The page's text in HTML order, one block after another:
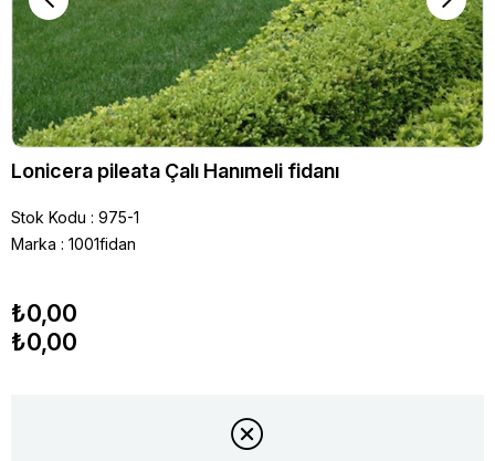
Lonicera pileata Çalı Hanımeli fidanı
Stok Kodu
975-1
Marka : 1001fidan
₺0,00
₺0,00